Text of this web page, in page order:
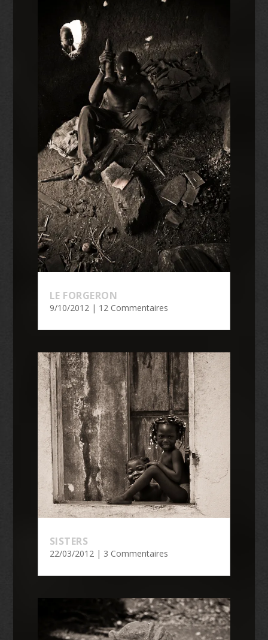
LE FORGERON
9/10/2012| 12 Commentaires
SISTERS
22/03/2012| 3 Commentaires